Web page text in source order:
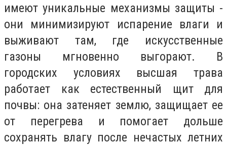
имеют уникальные механизмы защиты -
они минимизируют испарение влаги и
выживают там, где искусственные
газоны мгновенно выгорают. В
городских условиях высшая трава
работает как естественный щит для
почвы: она затеняет землю, защищает ее
от перегрева и помогает дольше
сохранять влагу после нечастых летних